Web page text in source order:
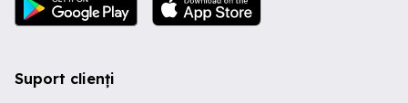
Suport clienți